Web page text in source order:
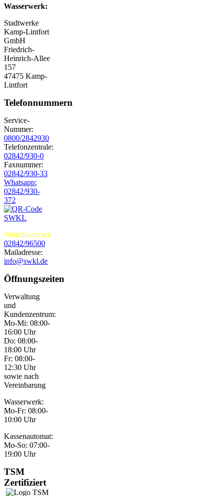
Wasserwerk:
Stadtwerke
Kamp-Lintfort
GmbH
Friedrich-
Heinrich-Allee
157
47475 Kamp-
Lintfort
Telefonnummern
Service-
Nummer:
0800/2842930
Telefonzentrale:
02842/930-0
Faxnummer:
02842/930-33
Whatsapp:
02842/930-
372
Notrufnummer:
02842/96500
Mailadresse:
info@swkl.de
Öffnungszeiten
Verwaltung
und
Kundenzentrum:
Mo-Mi: 08:00-
16:00 Uhr
Do: 08:00-
18:00 Uhr
Fr: 08:00-
12:30 Uhr
sowie nach
Vereinbarung
Wasserwerk:
Mo-Fr: 08:00-
10:00 Uhr
Kassenautomat:
Mo-So: 07:00-
19:00 Uhr
TSM
Zertifiziert